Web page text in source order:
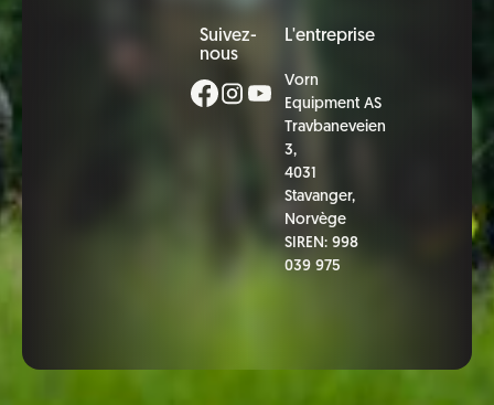
Suivez-
nous
L'entreprise
Vorn
Equipment AS
Travbaneveien
3,
4031
Stavanger,
Norvège
SIREN: 998
039 975